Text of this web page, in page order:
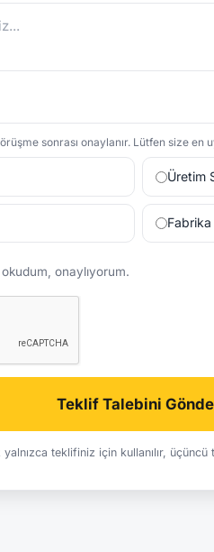
sonrası onaylanır. Lütfen size en
Üretim
Fabrika
onaylıyorum.
Teklif Talebini
teklifiniz için kullanılır,